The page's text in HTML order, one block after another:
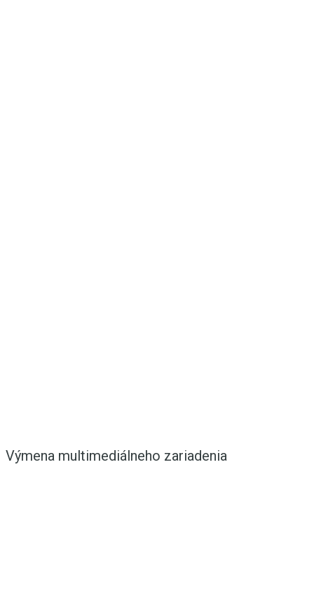
Výmena multimediálneho zariadenia